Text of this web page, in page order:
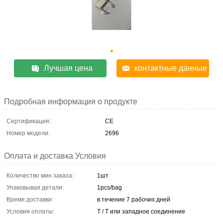
Лучшая цена контактные данные
Подробная информация о продукте
Сертификация:
CE
Номер модели:
2696
Оплата и доставка Условия
Количество мин заказа:
1шт
Упаковывая детали:
1pcs/bag
Время доставки:
в течение 7 рабочих дней
Условия оплаты:
T / T или западное соединение